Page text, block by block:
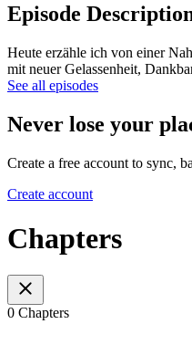
Episode
Heute erzähle ich von einer
mit neuer Gelassenheit,
See all episodes
Never lose your
Create a free account to sync,
Create account
Chapters
0 Chapters